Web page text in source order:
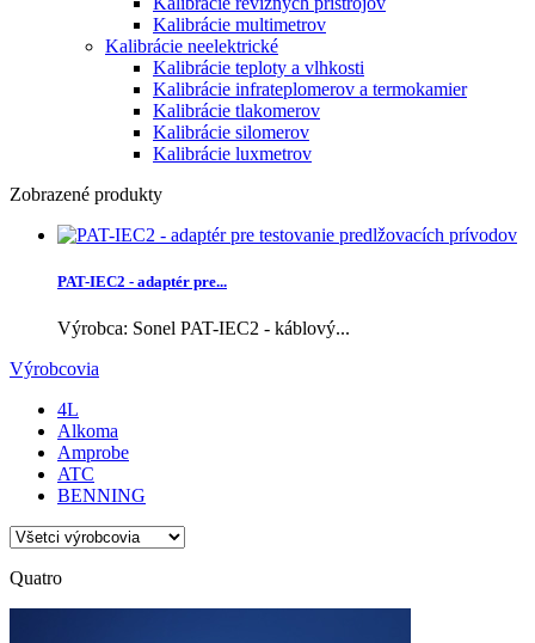
Kalibrácie multimetrov
Kalibrácie neelektrické
Kalibrácie teploty a vlhkosti
Kalibrácie infrateplomerov a termokamier
Kalibrácie tlakomerov
Kalibrácie silomerov
Kalibrácie luxmetrov
Zobrazené produkty
PAT-IEC2 - adaptér pre...
Výrobca: Sonel PAT-IEC2 - káblový...
Výrobcovia
4L
Alkoma
Amprobe
ATC
BENNING
Quatro